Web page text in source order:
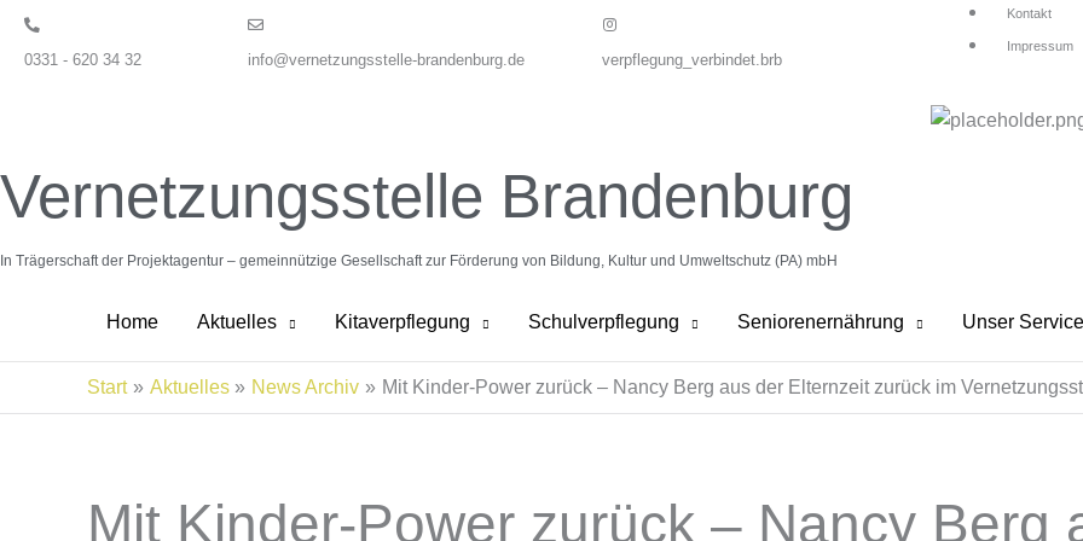
Inhalt
springen
0331 - 620 34 32 info@vernetzungsstelle-brandenburg.de verpflegung_verbindet.brb
Kontakt
Impressum
Vernetzungsstelle Brandenburg
In Trägerschaft der Projektagentur – gemeinnützige Gesellschaft zur Förderung von Bildung, Kultur und Umweltschutz (PA) mbH
Home Aktuelles Kitaverpflegung Schulverpflegung Seniorenernährung Unser Service
Start Aktuelles News Archiv Mit Kinder-Power zurück – Nancy Berg aus der Elternzeit zurück im
Mit Kinder-Power zurück – Nancy Berg